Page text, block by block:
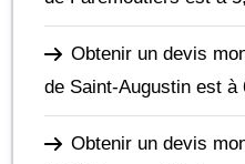
Obtenir un devis
de Saint-Augustin est à
Obtenir un devis